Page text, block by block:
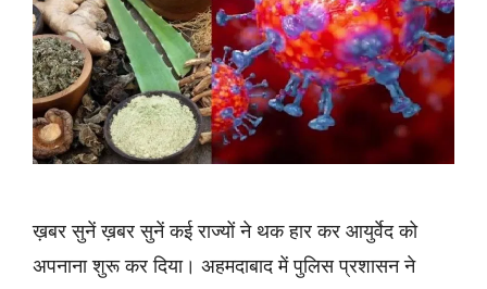
ख़बर सुनें ख़बर सुनें कई राज्यों ने थक हार कर आयुर्वेद को
अपनाना शुरू कर दिया। अहमदाबाद में पुलिस प्रशासन ने